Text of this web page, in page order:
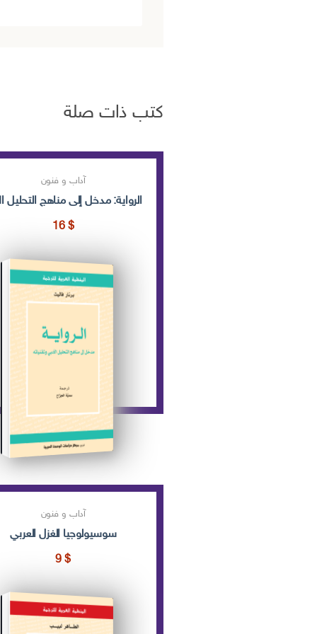
كتب ذات صلة
آداب و فنون
الرواية: مدخل إلى مناهج التحليل
16 $
آداب و فنون
سوسيولوجيا الغزل العربي
9$